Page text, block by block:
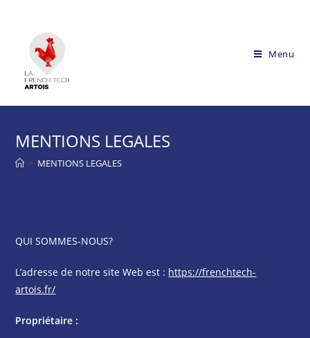
content
Menu
MENTIONS LEGALES
> MENTIONS LEGALES
QUI SOMMES-NOUS?
L’adresse de notre site Web est : https://frenchtech-
artois.fr/
Propriétaire :